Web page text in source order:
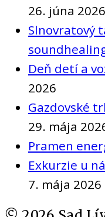
26. júna 2026
Slnovratový
Deň detí a
2026
Gazdovské
29. mája
Pramen
Exkurzie u
7. mája 2026